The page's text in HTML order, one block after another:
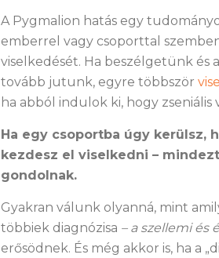
A Pygmalion hatás egy
emberrel vagy csoporttal
viselkedését. Ha beszélgetünk és
tovább jutunk, egyre többször
ha abból indulok ki, hogy
Ha egy csoportba úgy kerülsz,
kezdesz el viselkedni –
gondolnak.
Gyakran válunk olyanná, mint
többiek diagnózisa – a szellemi és
erősödnek. És még akkor is, ha a